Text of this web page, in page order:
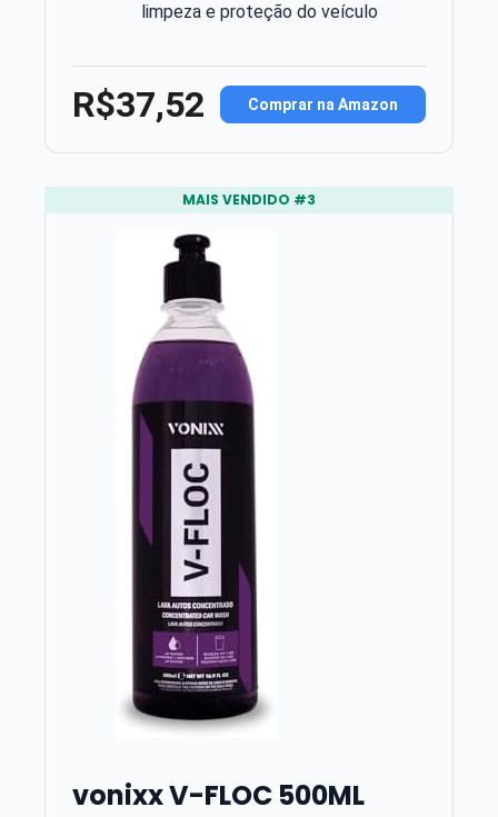
limpeza e proteção do veículo
R$37,52 Comprar na Amazon
MAIS VENDIDO #3
vonixx V-FLOC 500ML